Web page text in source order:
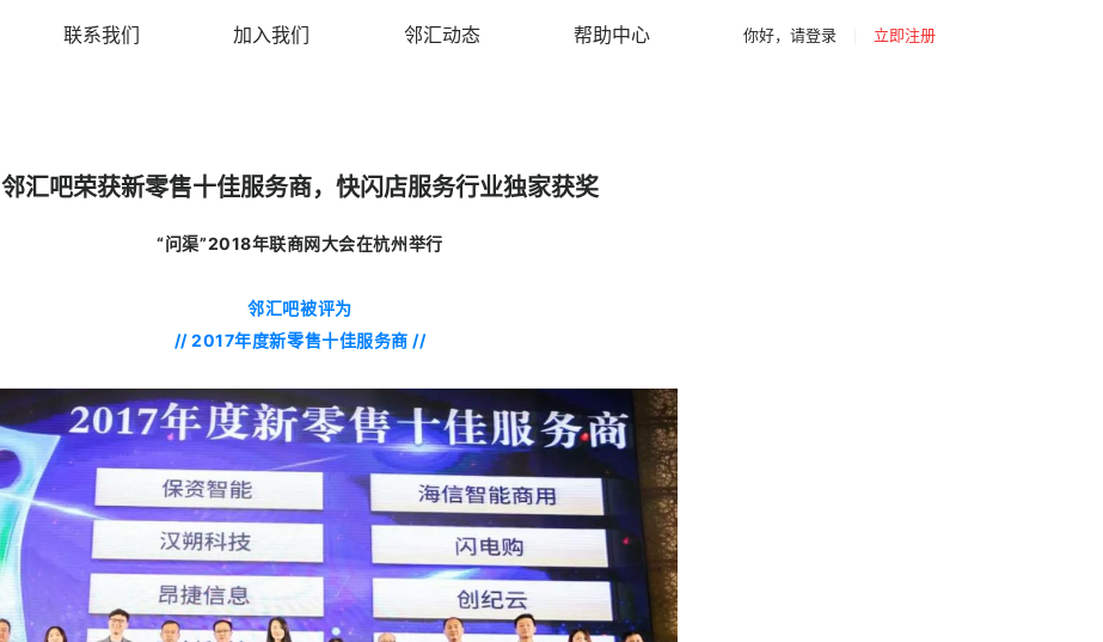
网站导航
立即注册
你好，请登录
联系我们 加入我们 邻汇动态 帮助中心 你好，请登录 立即注册
邻汇吧荣获新零售十佳服务商，快闪店服务行业独家获奖
“问渠”2018年联商网大会在杭州举行
邻汇吧被评为
// 2017年度新零售十佳服务商 //